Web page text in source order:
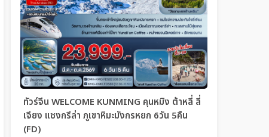
ทัวร์จีน WELCOME KUNMING คุนหมิง ต้าหลี่ ลี่
เจียง แชงกรีล่า ภูเขาหิมะมังกรหยก 6วัน 5คืน
(FD)